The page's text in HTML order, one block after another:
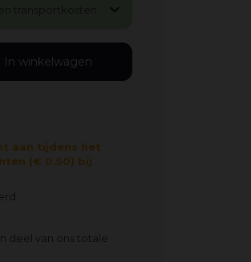
aan tijdens het
(€ 0,50) bij
deel van ons totale